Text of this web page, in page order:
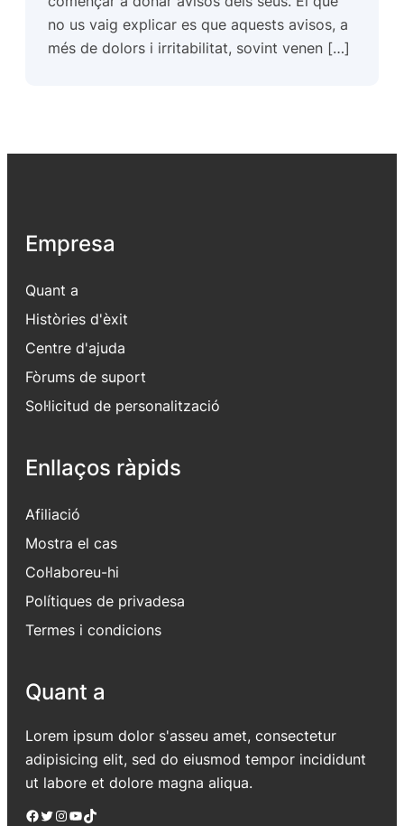
no us vaig explicar es que aquests avisos, a
més de dolors i irritabilitat, sovint venen […]
Empresa
Quant a
Històries d'èxit
Centre d'ajuda
Fòrums de suport
Sol·licitud de personalització
Enllaços ràpids
Afiliació
Mostra el cas
Col·laboreu-hi
Polítiques de privadesa
Termes i condicions
Quant a
Lorem ipsum dolor s'asseu amet, consectetur
adipisicing elit, sed do eiusmod tempor incididunt
ut labore et dolore magna aliqua.
Facebook Twitter Instagram YouTube TikTok